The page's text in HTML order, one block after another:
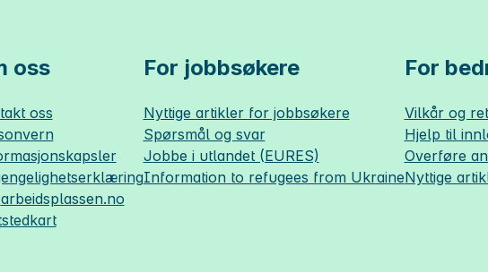
oss
oss
arbeidsplassen.no
For jobbsøkere
Nyttige artikler for jobbsøkere
Spørsmål og svar
Jobbe i utlandet (EURES)
Information to refugees from Ukraine
For
Vilkår og
Hjelp til
Overføre
Nyttige